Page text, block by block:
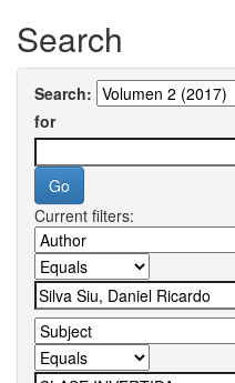
Search
Search:
for
Current filters: